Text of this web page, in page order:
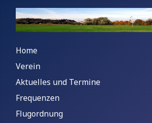
Home
Verein
Aktuelles und Termine
Frequenzen
Flugordnung